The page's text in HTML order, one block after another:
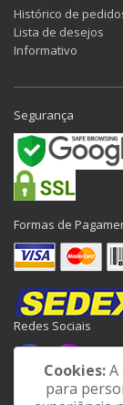
Histórico de
Lista de desejos
Informativo
Segurança
Formas de
Redes Sociais
Cookies:
para